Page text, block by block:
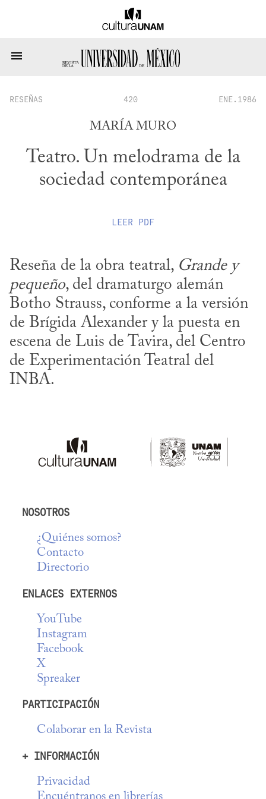
RESEÑAS 420 ENE.1986
MARÍA MURO
Teatro. Un melodrama de la
sociedad contemporánea
LEER PDF
Reseña de la obra teatral, Grande y
pequeño, del dramaturgo alemán
Botho Strauss, conforme a la versión
de Brígida Alexander y la puesta en
escena de Luis de Tavira, del Centro
de Experimentación Teatral del
INBA.
NOSOTROS
¿Quiénes somos?
Contacto
Directorio
ENLACES EXTERNOS
YouTube
Instagram
Facebook
X
Spreaker
PARTICIPACIÓN
Colaborar en la Revista
+ INFORMACIÓN
Privacidad